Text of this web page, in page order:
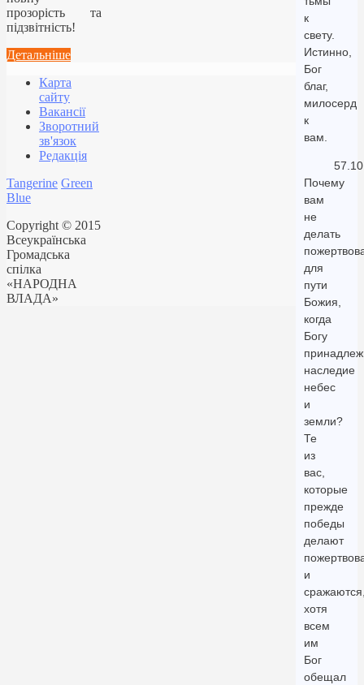
к
свету.
Истинно,
Бог
благ,
милосерд
к
вам.
57.10
Почему
вам
не
делать
для
пути
Божия,
когда
Богу
наследие
небес
и
земли?
Те
из
вас,
которые
прежде
победы
делают
и
хотя
всем
им
Бог
обещал
прозорість та
підзвітність!
Детальніше
Карта
сайту
Вакансії
Зворотний
зв'язок
Редакція
Tangerine Green
Blue
Copyright © 2015
Всеукраїнська
Громадська
спілка
«НАРОДНА
ВЛАДА»